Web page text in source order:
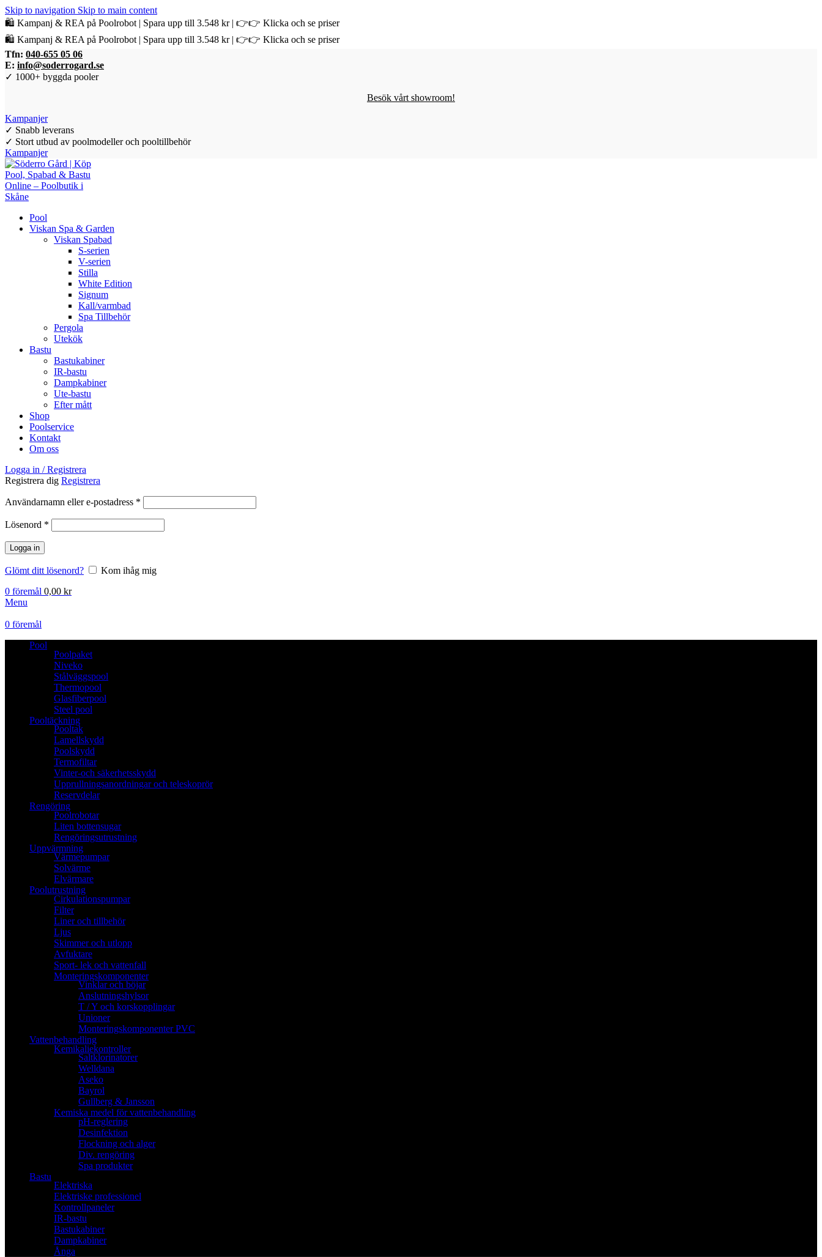
Skip to navigation Skip to main content
🛍️ Kampanj & REA på Poolrobot | Spara upp till 3.548 kr | 👉👉 Klicka och se priser
🛍️ Kampanj & REA på Poolrobot | Spara upp till 3.548 kr | 👉👉 Klicka och se priser
Tfn: 040-655 05 06
E: info@soderrogard.se
✓ 1000+ byggda pooler
Besök vårt showroom!
Kampanjer
✓ Snabb leverans
✓ Stort utbud av poolmodeller och pooltillbehör
Kampanjer
Pool
Viskan Spa & Garden
Viskan Spabad
S-serien
V-serien
Stilla
White Edition
Signum
Kall/varmbad
Spa Tillbehör
Pergola
Utekök
Bastu
Bastukabiner
IR-bastu
Dampkabiner
Ute-bastu
Efter mått
Shop
Poolservice
Kontakt
Om oss
Logga in / Registrera
Registrera dig Registrera
Användarnamn eller e-postadress *
Lösenord *
Logga in
Glömt ditt lösenord?
Kom ihåg mig
0 föremål 0,00 kr
Menu
0 föremål
Pool
Poolpaket
Niveko
Stålväggspool
Thermopool
Glasfiberpool
Steel pool
Pooltäckning
Pooltak
Lamellskydd
Poolskydd
Termofiltar
Vinter-och säkerhetsskydd
Upprullningsanordningar och teleskoprör
Reservdelar
Rengöring
Poolrobotar
Liten bottensugar
Rengöringsutrustning
Uppvärmning
Värmepumpar
Solvärme
Elvärmare
Poolutrustning
Cirkulationspumpar
Filter
Liner och tillbehör
Ljus
Skimmer och utlopp
Avfuktare
Sport- lek och vattenfall
Monteringskomponenter
Vinklar och böjar
Anslutningshylsor
T / Y och korskopplingar
Unioner
Monteringskomponenter PVC
Vattenbehandling
Kemikaliekontroller
Saltklorinatorer
Welldana
Aseko
Bayrol
Gullberg & Jansson
Kemiska medel för vattenbehandling
pH-reglering
Desinfektion
Flockning och alger
Div. rengöring
Spa produkter
Bastu
Elektriska
Elektriske professionel
Kontrollpaneler
IR-bastu
Bastukabiner
Dampkabiner
Ånga